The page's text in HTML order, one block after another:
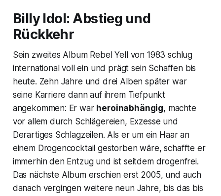
Billy Idol: Abstieg und
Rückkehr
Sein zweites Album Rebel Yell
von 1983 schlug
international voll ein und prägt sein Schaffen bis
heute. Zehn Jahre und drei Alben später war
seine Karriere dann auf ihrem Tiefpunkt
angekommen: Er war heroinabhängig, machte
vor allem durch Schlägereien, Exzesse und
Derartiges Schlagzeilen. Als er um ein Haar an
einem Drogencocktail gestorben wäre, schaffte er
immerhin den Entzug und ist seitdem drogenfrei.
Das nächste Album erschien erst 2005, und auch
danach vergingen weitere neun Jahre, bis das bis